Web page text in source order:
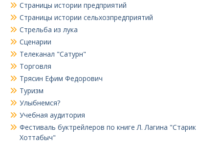
Страницы истории предприятий
Страницы истории сельхозпредприятий
Стрельба из лука
Сценарии
Телеканал "Сатурн"
Торговля
Трясин Ефим Федорович
Туризм
Улыбнемся?
Учебная аудитория
Фестиваль буктрейлеров по книге Л. Лагина "Старик
Хоттабыч"